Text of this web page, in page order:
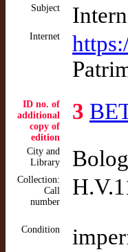
Subject
Internet
ID no. of
additional
copy of
edition
3
City and
Library
Collection:
Call
number
Condition